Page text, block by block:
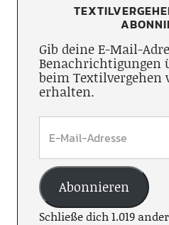
Gib deine E-Mail-
Benachrichtigungen
beim Textilvergehen
erhalten.
Abonnieren
Schließe dich 1.019